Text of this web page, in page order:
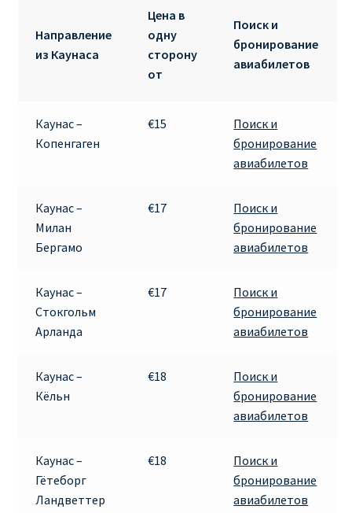
Направление
из Каунаса
Цена в
одну
сторону
от
Поиск и
бронирование
авиабилетов
Каунас –
Копенгаген
€15
Поиск и
бронирование
авиабилетов
Каунас –
Милан
Бергамо
€17
Поиск и
бронирование
авиабилетов
Каунас –
Стокгольм
Арланда
€17
Поиск и
бронирование
авиабилетов
Каунас –
Кёльн
€18
Поиск и
бронирование
авиабилетов
Каунас –
Гётеборг
Ландветтер
€18
Поиск и
бронирование
авиабилетов